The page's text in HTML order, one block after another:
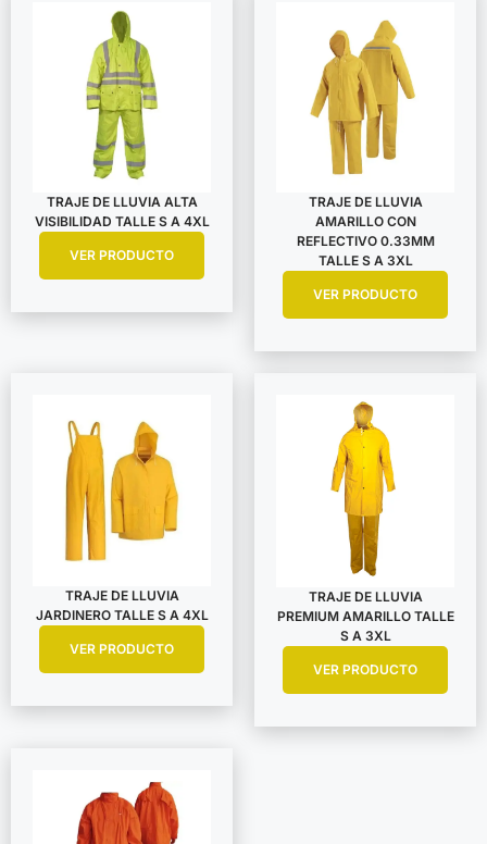
TRAJE DE LLUVIA ALTA
VISIBILIDAD TALLE S A 4XL
VER PRODUCTO
TRAJE DE LLUVIA
AMARILLO CON
REFLECTIVO 0.33MM
TALLE S A 3XL
VER PRODUCTO
TRAJE DE LLUVIA
JARDINERO TALLE S A 4XL
VER PRODUCTO
TRAJE DE LLUVIA
PREMIUM AMARILLO TALLE
S A 3XL
VER PRODUCTO